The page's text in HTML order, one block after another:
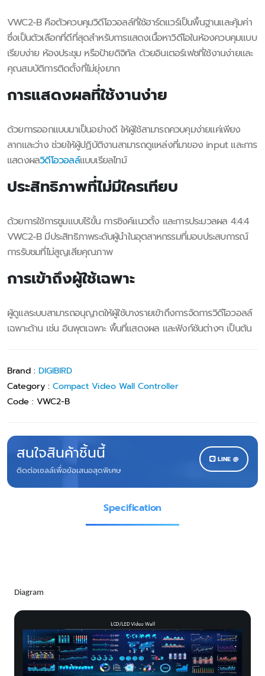
VWC2-B คือตัวควบคุมวิดีโอวอลล์ที่ใช้ฮาร์ดแวร์เป็นพื้นฐานและคุ้มค่า
ซึ่งเป็นตัวเลือกที่ดีที่สุดสำหรับการแสดงเนื้อหาวิดีโอในห้องควบคุมแบบ
เรียบง่าย ห้องประชุม หรือป้ายดิจิทัล ด้วยอินเตอร์เฟซที่ใช้งานง่ายและ
คุณสมบัติการติดตั้งที่ไม่ยุ่งยาก
การแสดงผลที่ใช้งานง่าย
ด้วยการออกแบบมาเป็นอย่างดี ให้ผู้ใช้สามารถควบคุมง่ายแค่เพียง
ลากและว่าง ช่วยให้ผู้ปฏิบัติงานสามารถดูแหล่งที่มาของ input และการ
แสดงผลวิดีโอวอลล์แบบเรียลไทม์
ประสิทธิภาพที่ไม่มีใครเทียบ
ด้วยการใช้การซูมแบบไร้ขั้น การซิงค์แนวตั้ง และการประมวลผล 4:4:4
VWC2-B มีประสิทธิภาพระดับผู้นำในอุตสาหกรรมที่มอบประสบการณ์
การรับชมที่ไม่สูญเสียคุณภาพ
การเข้าถึงผู้ใช้เฉพาะ
ผู้ดูแลระบบสามารถอนุญาตให้ผู้ใช้บางรายเข้าถึงการจัดการวิดีโอวอลล์
เฉพาะด้าน เช่น อินพุตเฉพาะ พื้นที่แสดงผล และฟังก์ชันต่างๆ เป็นต้น
Brand : DIGIBIRD
Category : Compact Video Wall Controller
Code : VWC2-B
สนใจสินค้าชิ้นนี้
ติดต่อเซลล์เพื่อข้อเสนอสุดพิเศษ
LINE @
Specification
Diagram